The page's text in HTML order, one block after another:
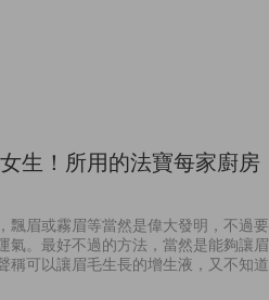
生！所用的法寶每家廚房
飄眉或霧眉等當然是偉大發明，不過要
氣。最好不過的方法，當然是能夠讓眉
稱可以讓眉毛生長的增生液，又不知道